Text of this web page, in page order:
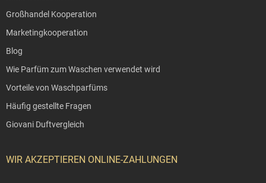
Großhandel Kooperation
Marketingkooperation
Blog
Wie Parfüm zum Waschen verwendet wird
Vorteile von Waschparfüms
Häufig gestellte Fragen
Giovani Duftvergleich
WIR AKZEPTIEREN ONLINE-ZAHLUNGEN